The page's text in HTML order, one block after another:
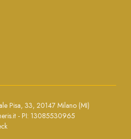
Pisa, 33, 20147 Milano (MI)
- PI: 13085530965